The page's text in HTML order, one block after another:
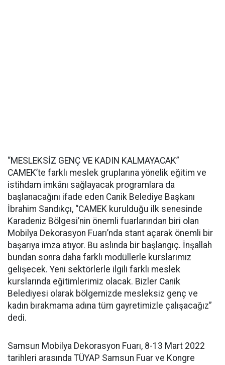
“MESLEKSİZ GENÇ VE KADIN KALMAYACAK”
CAMEK’te farklı meslek gruplarına yönelik eğitim ve
istihdam imkânı sağlayacak programlara da
başlanacağını ifade eden Canik Belediye Başkanı
İbrahim Sandıkçı, “CAMEK kurulduğu ilk senesinde
Karadeniz Bölgesi’nin önemli fuarlarından biri olan
Mobilya Dekorasyon Fuarı’nda stant açarak önemli bir
başarıya imza atıyor. Bu aslında bir başlangıç. İnşallah
bundan sonra daha farklı modüllerle kurslarımız
gelişecek. Yeni sektörlerle ilgili farklı meslek
kurslarında eğitimlerimiz olacak. Bizler Canik
Belediyesi olarak bölgemizde mesleksiz genç ve
kadın bırakmama adına tüm gayretimizle çalışacağız”
dedi.
Samsun Mobilya Dekorasyon Fuarı, 8-13 Mart 2022
tarihleri arasında TÜYAP Samsun Fuar ve Kongre